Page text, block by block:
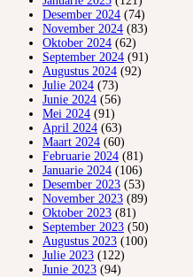
Desember 2024 (74)
November 2024 (83)
Oktober 2024 (62)
September 2024 (91)
Augustus 2024 (92)
Julie 2024 (73)
Junie 2024 (56)
Mei 2024 (91)
April 2024 (63)
Maart 2024 (60)
Februarie 2024 (81)
Januarie 2024 (106)
Desember 2023 (53)
November 2023 (89)
Oktober 2023 (81)
September 2023 (50)
Augustus 2023 (100)
Julie 2023 (122)
Junie 2023 (94)